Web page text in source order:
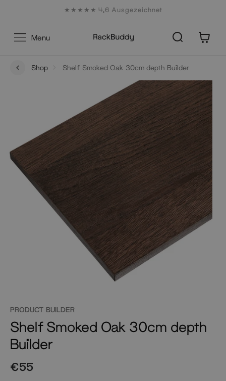
★★★★★ 4,6 Ausgezeichnet
Menu
Shop Shelf Smoked Oak 30cm depth Builder
PRODUCT BUILDER
Shelf Smoked Oak 30cm depth
Builder
€55